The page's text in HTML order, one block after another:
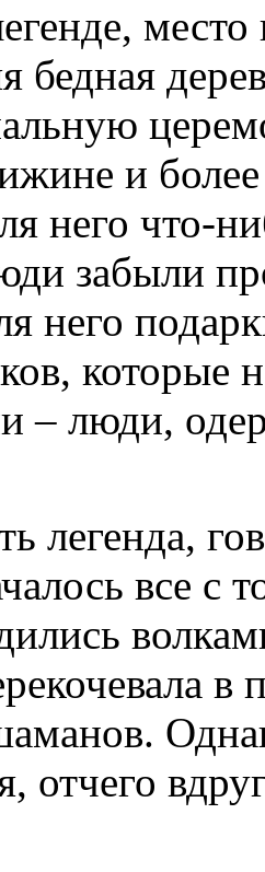
бедная
и более
него что-
забыли
него
которые
– люди,
легенда,
все с
отчего